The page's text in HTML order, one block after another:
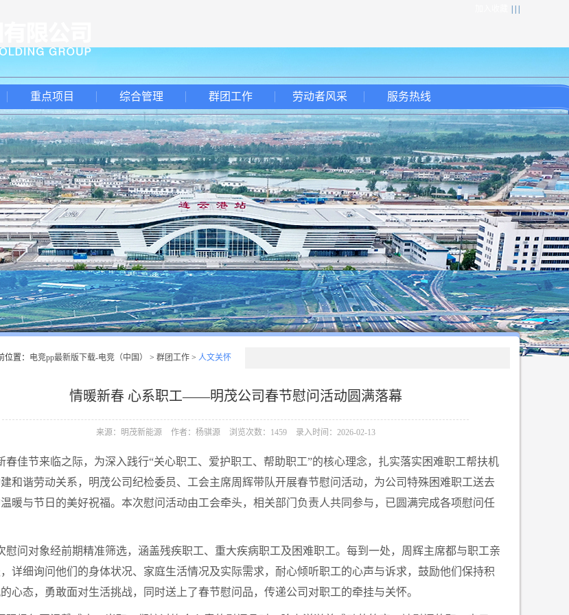
重点项目 综合管理 群团工作 劳动者风采 服务热线
位置： 电竞pp最新版下载-电竞（中国） > 群团工作 > 人文关怀
情暖新春 心系职工——明茂公司春节慰问活动圆满落幕
来源：明茂新能源 作者：杨骐源 浏览次数：1459 录入时间：2026-02-13
春佳节来临之际，为深入践行“关心职工、爱护职工、帮助职工”的核心理念，扎实落实困难职工帮扶机
和谐劳动关系，明茂公司纪检委员、工会主席周辉带队开展春节慰问活动，为公司特殊困难职工送去
暖与节日的美好祝福。本次慰问活动由工会牵头，相关部门负责人共同参与，已圆满完成各项慰问任
慰问对象经前期精准筛选，涵盖残疾职工、重大疾病职工及困难职工。每到一处，周辉主席都与职工亲
详细询问他们的身体状况、家庭生活情况及实际需求，耐心倾听职工的心声与诉求，鼓励他们保持积
心态，勇敢面对生活挑战，同时送上了春节慰问品，传递公司对职工的牵挂与关怀。